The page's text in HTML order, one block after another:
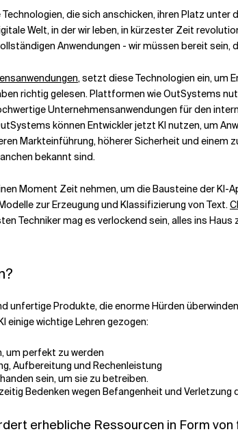
die sich anschicken, ihren Platz
Welt, in der wir leben, in kürzester Zeit
Anwendungen - wir müssen bereit sein,
, setzt diese Technologien ein, um
richtig gelesen. Plattformen wie OutSystems
Unternehmensanwendungen für den
können Entwickler jetzt KI nutzen, um
Markteinführung, höherer Sicherheit und einem
bekannt sind.
Moment Zeit nehmen, um die Bausteine der KI-
zur Erzeugung und Klassifizierung von Text.
mag es verlockend sein, alles ins Haus
unfertige Produkte, die enorme Hürden
einige wichtige Lehren gezogen:
um perfekt zu werden
Aufbereitung und Rechenleistung
sein, um sie zu betreiben.
Bedenken wegen Befangenheit und
erhebliche Ressourcen in Form